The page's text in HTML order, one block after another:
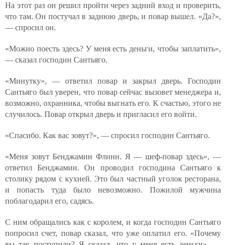
На этот раз он решил пройти через задний вход и проверить,
что там. Он постучал в заднюю дверь, и повар вышел. «Да?»,
— спросил он.
«Можно поесть здесь? У меня есть деньги, чтобы заплатить»,
— сказал господин Сантьяго.
«Минутку», — ответил повар и закрыл дверь. Господин
Сантьяго был уверен, что повар сейчас вызовет менеджера и,
возможно, охранника, чтобы выгнать его. К счастью, этого не
случилось. Повар открыл дверь и пригласил его войти.
«Спасибо. Как вас зовут?», — спросил господин Сантьяго.
«Меня зовут Бенджамин Флинн. Я — шеф-повар здесь», —
ответил Бенджамин. Он проводил господина Сантьяго к
столику рядом с кухней. Это был частный уголок ресторана,
и попасть туда было невозможно. Пожилой мужчина
поблагодарил его, садясь.
С ним обращались как с королем, и когда господин Сантьяго
попросил счет, повар сказал, что уже оплатил его. «Почему